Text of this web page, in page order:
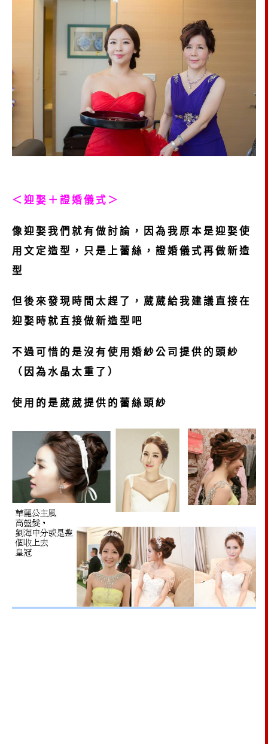
＜迎娶＋證婚儀式＞
像迎娶我們就有做討論，因為我原本是迎娶使
用文定造型，只是上蕾絲，證婚儀式再做新造
型
但後來發現時間太趕了，葳葳給我建議直接在
迎娶時就直接做新造型吧
不過可惜的是沒有使用婚紗公司提供的頭紗
（因為水晶太重了）
使用的是葳葳提供的蕾絲頭紗